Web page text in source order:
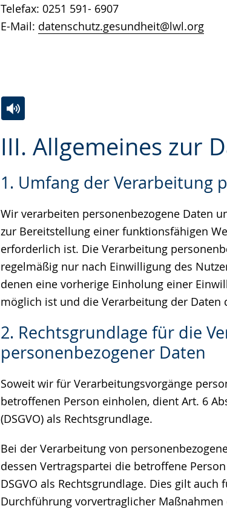
Telefax: 0251 591- 6907
E-Mail: datenschutz.gesundheit@lwl.org
III. Allgemeines zur
1. Umfang der Verarbeitung
Wir verarbeiten personenbezogene Daten
zur Bereitstellung einer funktionsfähigen
erforderlich ist. Die Verarbeitung
regelmäßig nur nach Einwilligung des
denen eine vorherige Einholung einer
möglich ist und die Verarbeitung der
2. Rechtsgrundlage für die
personenbezogener Daten
Soweit wir für Verarbeitungsvorgänge
betroffenen Person einholen, dient Art. 6
(DSGVO) als Rechtsgrundlage.
Bei der Verarbeitung von
dessen Vertragspartei die betroffene
DSGVO als Rechtsgrundlage. Dies gilt
Durchführung vorvertraglicher
Leichten
wechseln.
Unterstützung.
Deutscher
wird
angezeigt.